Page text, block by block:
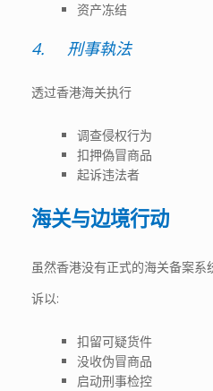
资产冻结
4. 刑事執法
透过香港海关执行
调查侵权行为
扣押偽冒商品
起诉违法者
海关与边境行动
虽然香港没有正式的海关备案
诉以:
扣留可疑货件
没收伪冒商品
启动刑事检控